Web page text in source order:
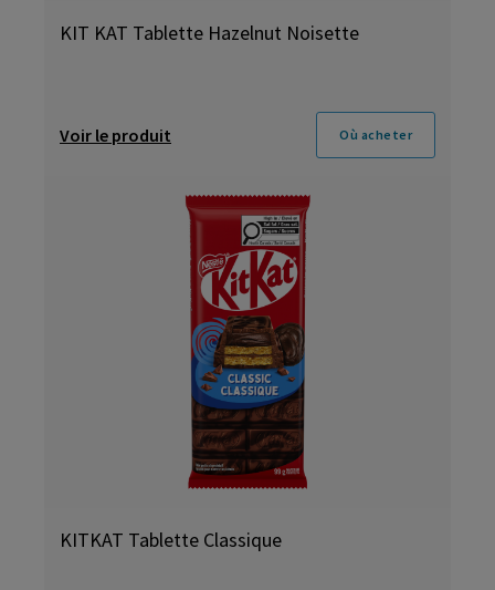
KIT KAT Tablette Hazelnut Noisette
Voir le produit Où acheter
KITKAT Tablette Classique